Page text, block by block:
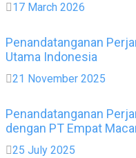
17 March 2026
Penandatanganan
Utama Indonesia
21 November 2025
Penandatanganan
dengan PT Empat
25 July 2025